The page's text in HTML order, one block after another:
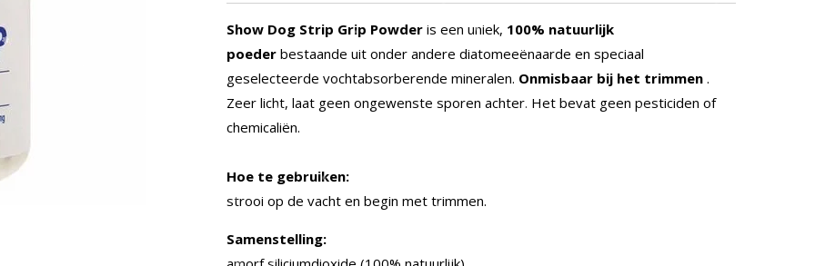
Show Dog Strip Grip Powder is een uniek, 100% natuurlijk
poeder bestaande uit onder andere diatomeeënaarde en speciaal
geselecteerde vochtabsorberende mineralen. Onmisbaar bij het trimmen .
Zeer licht, laat geen ongewenste sporen achter. Het bevat geen pesticiden of
chemicaliën.
Hoe te gebruiken:
strooi op de vacht en begin met trimmen.
Samenstelling: